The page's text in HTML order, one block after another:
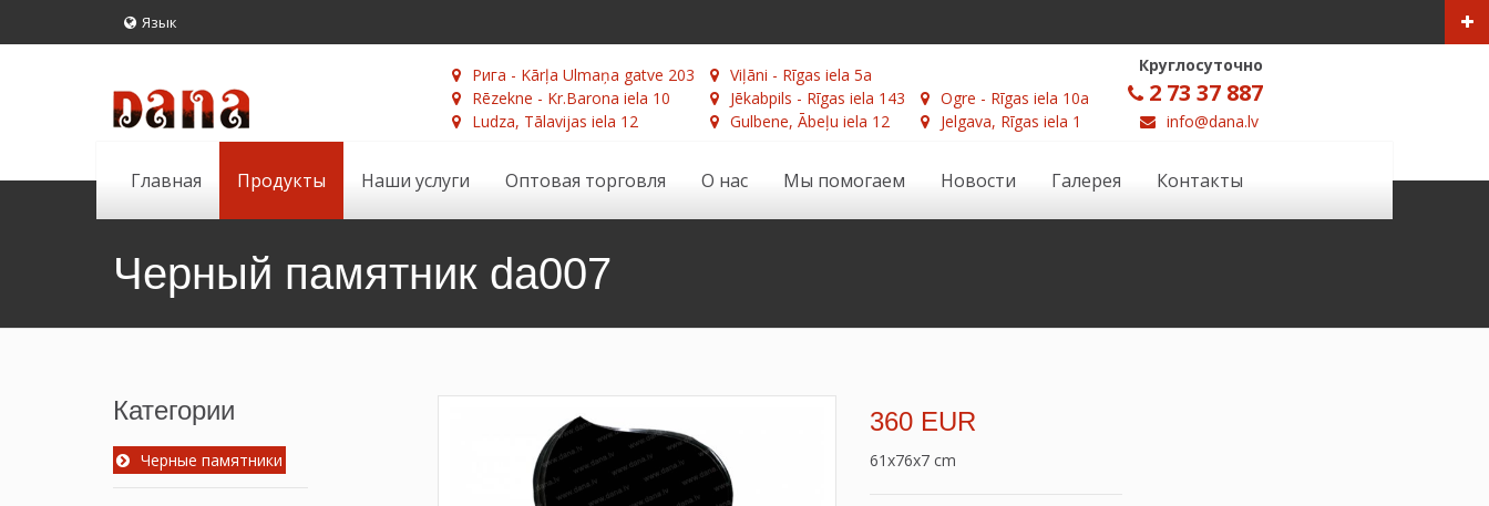
Язык
Рига - Kārļa Ulmaņa gatve 203
Rēzekne - Kr.Barona iela 10
Ludza, Tālavijas iela 12
Viļāni - Rīgas iela 5a
Jēkabpils - Rīgas iela 143
Gulbene, Ābeļu iela 12
Ogre - Rīgas iela 10a
Jelgava, Rīgas iela 1
Круглосуточно
2 73 37 887
info@dana.lv
Главная Продукты Наши услуги Оптовая торговля О нас Мы помогаем Новости Галерея Контакты
Черный памятник da007
Категории
Черные памятники
360 EUR
61x76x7 cm